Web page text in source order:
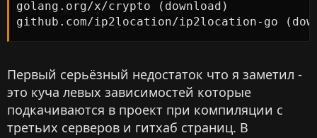
golang.org/x/crypto (download)
github.com/ip2location/ip2location-go
Первый серьёзный недостаток что я заметил -
это куча левых зависимостей которые
подкачиваются в проект при компиляции с
третьих серверов и гитхаб страниц. В